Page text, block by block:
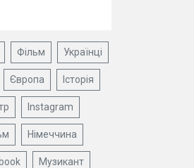
Фільм Українці
Європа Історія
Instagram
Німеччина
Музикант